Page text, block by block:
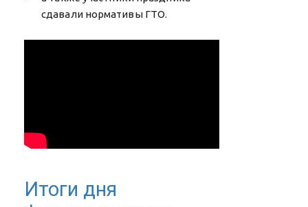
сдавали нормативы ГТО.
Итоги дня